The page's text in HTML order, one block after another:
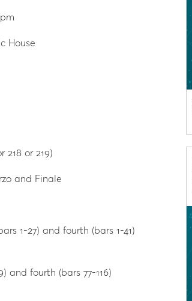
House
218 or 219)
and Finale
1-27) and fourth (bars 1-41)
and fourth (bars 77-116)